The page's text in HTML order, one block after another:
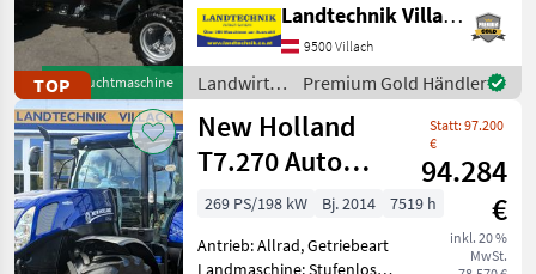
TOPGebrauchtmaschine
km/h Ausführung, 4-Rad-
Lenkung, Radstand 3, 25 m,
10 t Gesamtgewicht,
Bereifung: 425/55R 17
Landtechnik Villach GmbH
9500 Villach
Landwirtsch.
Motorfahrzeuge
/ Aebi
Premium Gold Händler
New Holland
T7.270 Auto
Command
BluePower
Statt: 97.200
€
94.284
€
inkl. 20 %
MwSt.
269 PS/198 kW Bj. 2014
7519 h
Antrieb: Allrad, Getriebeart
Landmaschine: Stufenloses